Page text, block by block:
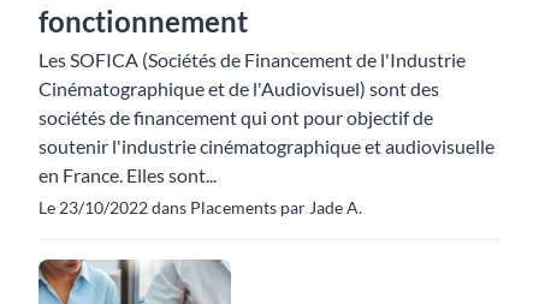
fonctionnement
Les SOFICA (Sociétés de Financement de l'Industrie
Cinématographique et de l'Audiovisuel) sont des
sociétés de financement qui ont pour objectif de
soutenir l'industrie cinématographique et audiovisuelle
en France. Elles sont...
Le 23/10/2022 dans Placements par Jade A.